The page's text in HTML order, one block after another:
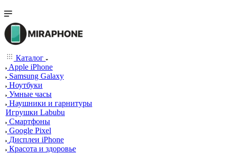
Каталог
Apple iPhone
Samsung Galaxy
Ноутбуки
Умные часы
Наушники и гарнитуры
Игрушки Labubu
Смартфоны
Google Pixel
Дисплеи iPhone
Красота и здоровье